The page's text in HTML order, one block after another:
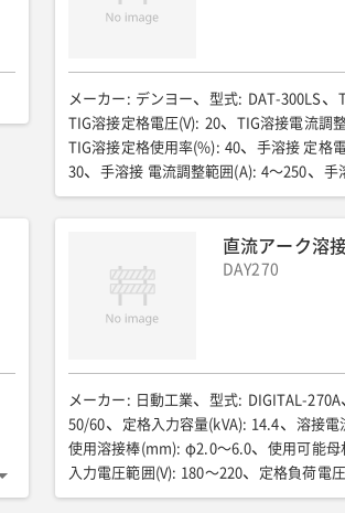
メーカー : デンヨー 型式: DAT-300LS
TIG溶接定格電圧(V): 20 TIG溶接電流調
TIG溶接定格使用率(%): 40 手溶接 定格
30
手溶接 電流調整範囲(A): 4〜250 手
手溶接 適用溶接棒径(mm): φ2.0〜5.0
交流出力 定格出力(kVA): 3 交流出力 定
1320 全幅(mm):
運転質量(kg) : 騒音値(溶接定格負荷
直流アーク溶
DAY270
メーカー : 日動工業 型式: DIGITAL-270A
50/60
定格入力容量(kVA): 14.4 溶接電
使用溶接棒(mm): φ2.0〜6.0 使用可能母
入力電圧範囲(V): 180〜220 定格負荷電
一次側コード(m): 5 全長(mm): 490 全